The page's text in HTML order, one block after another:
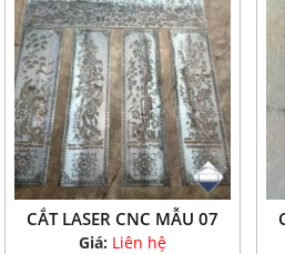
CẮT LASER CNC MẪU 07
Giá: Liên hệ